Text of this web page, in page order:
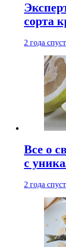
сорта
2 года
Все о
с
2 года